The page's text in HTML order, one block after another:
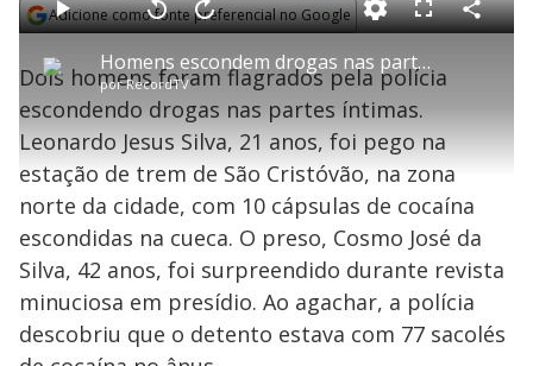
Adicione como fonte preferencial no Google
P
l
a
y
Homens escondem drogas nas partes íntimas e são presos no Rio
porRecordTV
P V
t
a
r
1
0
e
g
n
d
s
A
n
ç
a
1
s
e
u
n
o
s
M
u
d
o
a
d
e
3
.
8
9
%
F
l
s
c
n
C
o
Dois homens foram flagrados pela polícia
escondendo drogas nas partes íntimas.
Leonardo Jesus Silva, 21 anos, foi pego na
estação de trem de São Cristóvão, na zona
norte da cidade, com 10 cápsulas de cocaína
escondidas na cueca. O preso, Cosmo José da
Silva, 42 anos, foi surpreendido durante revista
minuciosa em presídio. Ao agachar, a polícia
descobriu que o detento estava com 77 sacolés